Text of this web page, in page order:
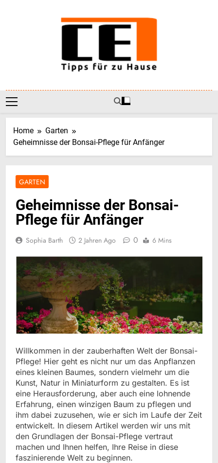
CE-1
Home
Garten
Geheimnisse der Bonsai-Pflege für Anfänger
GARTEN
Geheimnisse der Bonsai-
Pflege für Anfänger
Sophia Barth 2 Jahren Ago 0 6 Mins
Willkommen in der zauberhaften Welt der Bonsai-
Pflege! Hier geht es nicht nur um das Anpflanzen
eines kleinen Baumes, sondern vielmehr um die
Kunst, Natur in Miniaturform zu gestalten. Es ist
eine Herausforderung, aber auch eine lohnende
Erfahrung, einen winzigen Baum zu pflegen und
ihm dabei zuzusehen, wie er sich im Laufe der Zeit
entwickelt. In diesem Artikel werden wir uns mit
den Grundlagen der Bonsai-Pflege vertraut
machen und Ihnen helfen, Ihre Reise in diese
faszinierende Welt zu beginnen.